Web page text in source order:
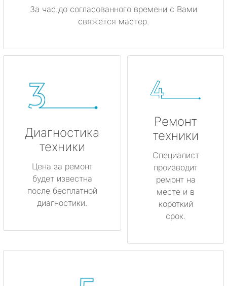
За час до согласованного времени с Вами
свяжется мастер.
Диагностика
техники
Цена за ремонт
будет известна
после бесплатной
диагностики.
Ремонт
техники
Специалист
производит
ремонт на
месте и в
короткий
срок.